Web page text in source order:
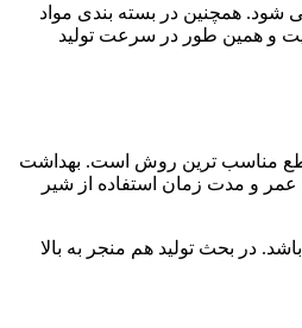
همچنین در بسته بندی مواد
و همین طور در سرعت تولید
قطع مناسب ترین روش است. بهداشت
و مدت زمان استفاده از شیر
در بحث تولید هم منجر به بالا